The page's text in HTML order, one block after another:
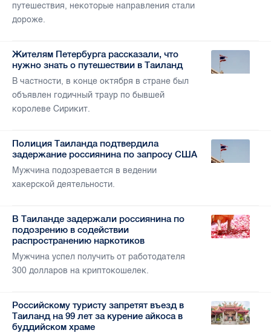
путешествия, некоторые направления стали
дороже.
Жителям Петербурга рассказали, что
нужно знать о путешествии в Таиланд
В частности, в конце октября в стране был
объявлен годичный траур по бывшей
королеве Сирикит.
Полиция Таиланда подтвердила
задержание россиянина по запросу США
Мужчина подозревается в ведении
хакерской деятельности.
В Таиланде задержали россиянина по
подозрению в содействии
распространению наркотиков
Мужчина успел получить от работодателя
300 долларов на криптокошелек.
Российскому туристу запретят въезд в
Таиланд на 99 лет за курение айкоса в
буддийском храме